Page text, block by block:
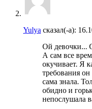
Yulya сказал(-а):
Ой девочки...
А сам все
окучивает. Я
требования
сама знала.
обидно и
непослушала